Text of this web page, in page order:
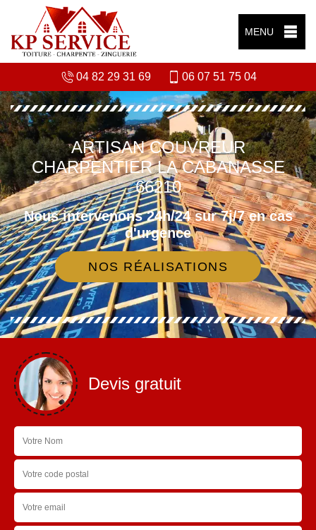
MENU
04 82 29 31 69 06 07 51 75 04
ARTISAN COUVREUR
CHARPENTIER LA CABANASSE
66210
Nous intervenons 24h/24 sur 7j/7 en cas
d'urgence
NOS RÉALISATIONS
Devis gratuit